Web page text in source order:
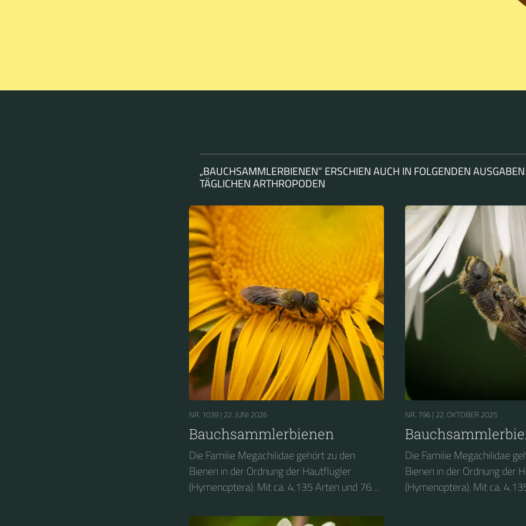
„BAUCHSAMMLERBIENEN“ ERSCHIEN AUCH IN FOLGENDEN
TÄGLICHEN ARTHROPODEN
NR. 1039 | 22. JUNI 2026
Bauchsammlerbienen
Die Familie Megachilidae gehört zu den
Bienen in der Ordnung der Hautflügler
(Hymenoptera). Mit ca. 4.135 Arten und 76
zweitgrößte Bienenfamilie. Die Megachilidae
NR. 796 | 22. OKTOBER 2025
Die Familie Megachilidae
Bienen in der Ordnung der
(Hymenoptera). Mit ca.